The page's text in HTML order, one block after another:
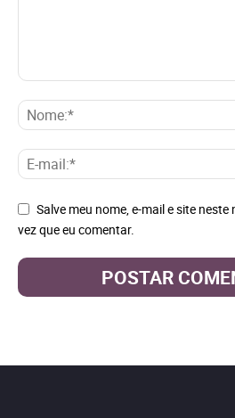
Salve meu nome, e-mail e site
vez que eu comentar.